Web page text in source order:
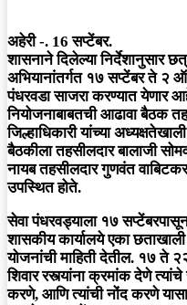
अहेरी -. 16 सप्टेंबर.
शासनाने दिलेल्या निर्देशानुसार
अभियानांतर्गत १७ सप्टेंबर ते २
पंधरवडा साजरा करण्यात येणार
नियोजनाबाबतची आढावा बैठक
जिल्हाधिकारी यांच्या
बैठकीला तहसीलदार बालाजी
नायब तहसीलदार गुणवंत
उपस्थित होते.
सेवा पंधरवड्याला १७
शासकीय कार्यालये एका
योजनांची माहिती देतील. १७ ते
शिवार रस्त्यांना क्रमांक देणे
करणे, आणि त्यांची नोंद करणे